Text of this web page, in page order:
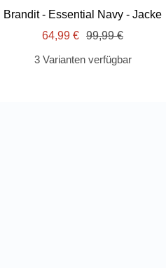
Brandit - Essential Navy - Jacke
Angebotspreis
64,99 € Regulärer
Preis
99,99 €
3 Varianten verfügbar